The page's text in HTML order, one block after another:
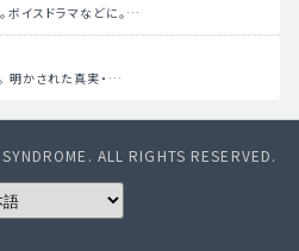
ボイスドラマなどに。…
明かされた真実・…
ALL RIGHTS RESERVED.